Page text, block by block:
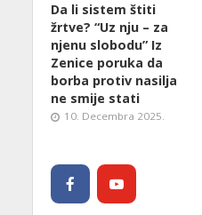
Da li sistem štiti
žrtve? “Uz nju – za
njenu slobodu” Iz
Zenice poruka da
borba protiv nasilja
ne smije stati
10. Decembra 2025.